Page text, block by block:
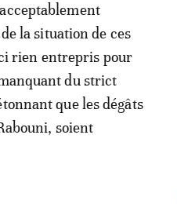
la situation de ces
rien entrepris pour
du strict
que les dégâts
soient